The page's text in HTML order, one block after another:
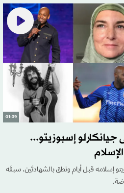
01:39
إسبوزيتو...
إسلامه قبل أيام ونطق بالشهادتَين. سبقَه